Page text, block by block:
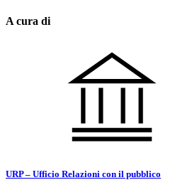
A cura di
URP – Ufficio Relazioni con il pubblico